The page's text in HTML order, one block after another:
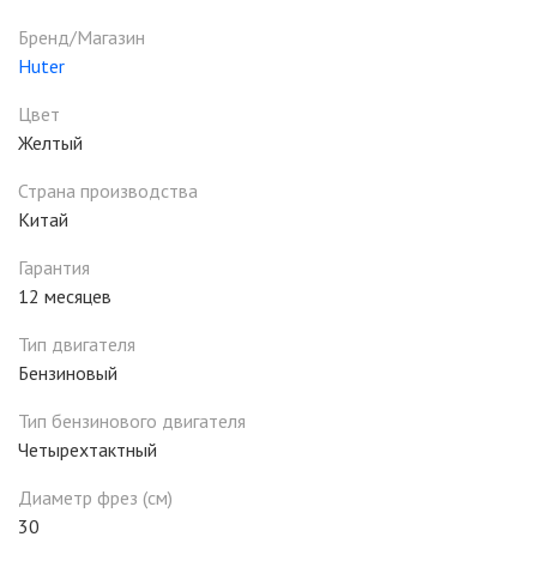
Бренд/Магазин
Huter
Цвет
Желтый
Страна производства
Китай
Гарантия
12 месяцев
Тип двигателя
Бензиновый
Тип бензинового двигателя
Четырехтактный
Диаметр фрез (см)
30